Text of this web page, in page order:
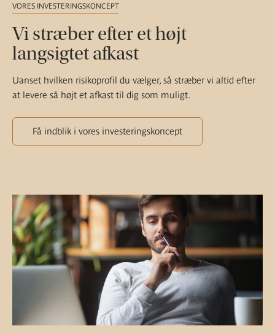
VORES INVESTERINGSKONCEPT
Vi stræber efter et højt
langsigtet afkast
Uanset hvilken risikoprofil du vælger, så stræber vi altid efter
at levere så højt et afkast til dig som muligt.
Få indblik i vores investeringskoncept